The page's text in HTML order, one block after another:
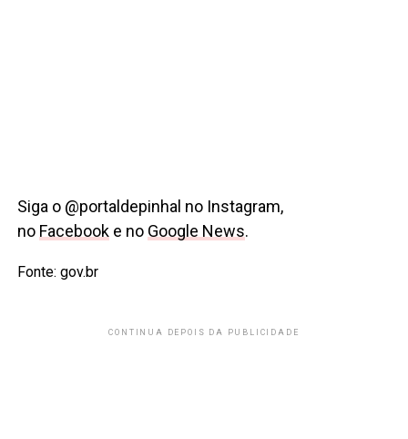
Siga o @portaldepinhal no Instagram,
no Facebooke no Google News.
Fonte: gov.br
CONTINUA DEPOIS DA PUBLICIDADE